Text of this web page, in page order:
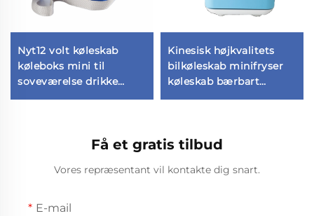
Nyt12 volt køleskab
køleboks mini til
soveværelse drikke
chiller bærbart køleskab
Kinesisk højkvalitets
bilkøleskab minifryser
køleskab bærbart
minikøleskab Outdoor
Få et gratis tilbud
Vores repræsentant vil kontakte dig snart.
E-mail